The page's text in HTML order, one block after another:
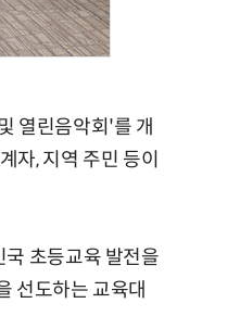
열린음악회'를 개
자, 지역 주민 등이
초등교육 발전을
선도하는 교육대